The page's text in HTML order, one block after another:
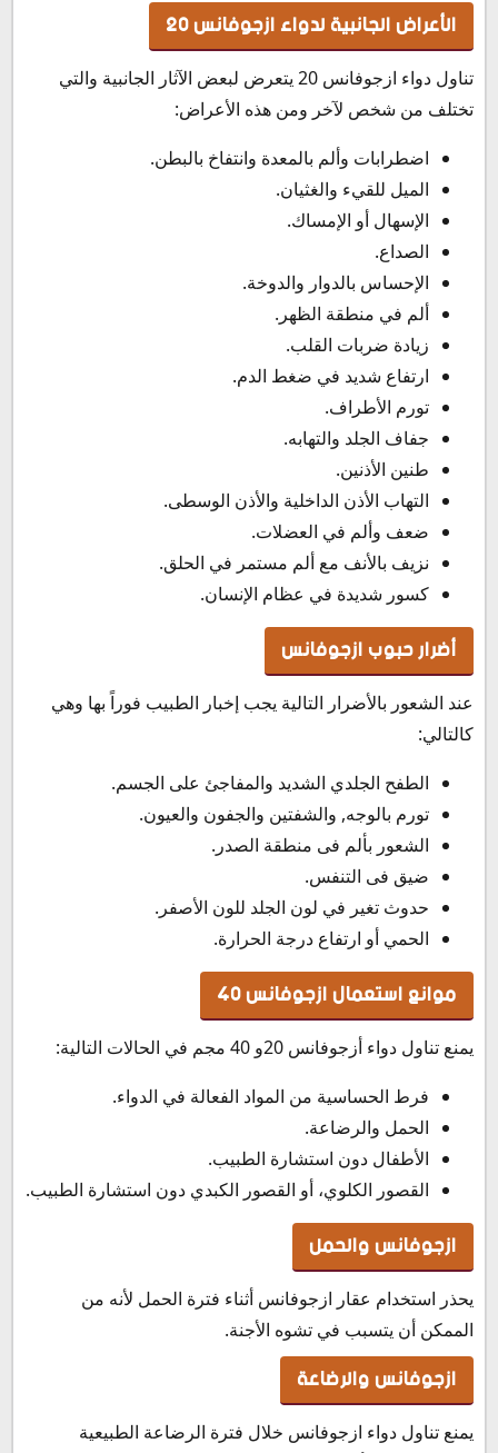
الأعراض الجانبية لدواء ازجوفانس 20
تناول دواء ازجوفانس 20 يتعرض لبعض الآثار الجانبية والتي
تختلف من شخص لآخر ومن هذه الأعراض:
اضطرابات وألم بالمعدة وانتفاخ بالبطن.
الميل للقيء والغثيان.
الإسهال أو الإمساك.
الصداع.
الإحساس بالدوار والدوخة.
ألم في منطقة الظهر.
زيادة ضربات القلب.
ارتفاع شديد في ضغط الدم.
تورم الأطراف.
جفاف الجلد والتهابه.
طنين الأذنين.
التهاب الأذن الداخلية والأذن الوسطى.
ضعف وألم في العضلات.
نزيف بالأنف مع ألم مستمر في الحلق.
كسور شديدة في عظام الإنسان.
أضرار حبوب ازجوفانس
عند الشعور بالأضرار التالية يجب إخبار الطبيب فوراً بها وهي
كالتالي:
الطفح الجلدي الشديد والمفاجئ على الجسم.
تورم بالوجه, والشفتين والجفون والعيون.
الشعور بألم فى منطقة الصدر.
ضيق فى التنفس.
حدوث تغير في لون الجلد للون الأصفر.
الحمي أو ارتفاع درجة الحرارة.
موانع استعمال ازجوفانس 40
يمنع تناول دواء أزجوفانس 20و 40 مجم في الحالات التالية:
فرط الحساسية من المواد الفعالة في الدواء.
الحمل والرضاعة.
الأطفال دون استشارة الطبيب.
القصور الكلوي، أو القصور الكبدي دون استشارة الطبيب.
ازجوفانس والحمل
يحذر استخدام عقار ازجوفانس أثناء فترة الحمل لأنه من
الممكن أن يتسبب في تشوه الأجنة.
ازجوفانس والرضاعة
يمنع تناول دواء ازجوفانس خلال فترة الرضاعة الطبيعية